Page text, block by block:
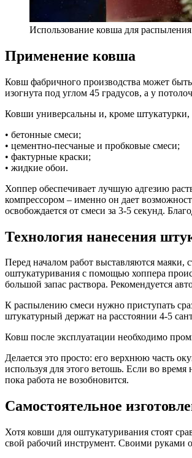
Использование ковша для
Применение ковша
Ковш фабричного производства может
изогнута под углом 45 градусов, а у
Ковши универсальны и, кроме
• бетонные смеси;
• цементно-песчаные и пробковые смеси;
• фактурные краски;
• жидкие обои.
Хоппер обеспечивает лучшую адгезию
компрессором – именно он дает
освобождается от смеси за 3-5 секунд.
Технология нанесения
Перед началом работ выставляются маяки,
оштукатуривания с помощью хоппера
большой запас раствора. Рекомендуется
К распылению смеси нужно приступать
штукатурный держат на расстоянии 4-5
Ковш после эксплуатации необходимо
Делается это просто: его верхнюю часть
используя для этого ветошь. Если во
пока работа не возобновится.
Самостоятельное
Хотя ковши для оштукатуривания стоят
свой рабочий инструмент. Своими руками